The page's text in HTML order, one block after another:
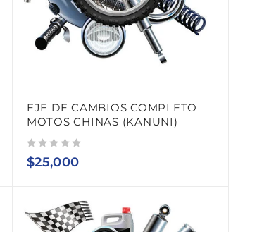
EJE DE CAMBIOS COMPLETO
MOTOS CHINAS (KANUNI)
$25,000